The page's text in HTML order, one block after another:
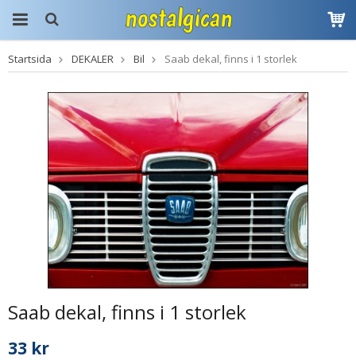
Produkten har blivit
tillagd i varukorgen
Startsida DEKALER Bil Saab dekal, finns i 1 storlek
Saab dekal, finns i 1 storlek
33 kr